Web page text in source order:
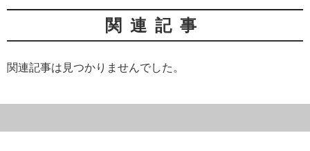
関連記事
関連記事は見つかりませんでした。